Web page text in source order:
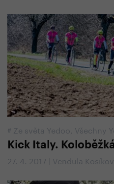
# Ze světa Yedoo Všechny
Kick Italy.
27. 4. 2017 | Vendula